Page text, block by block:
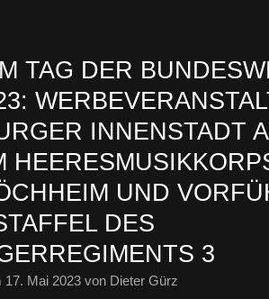
TAG DER
INNENSTADT
UND
DES
3
17. Mai 2023 von Dieter Gürz